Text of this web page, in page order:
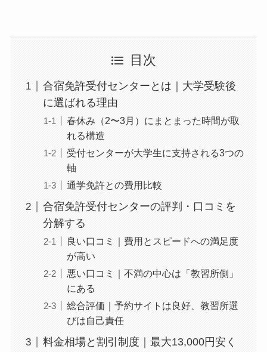
目次
合宿免許受付センターとは｜大学受験後
に選ばれる理由
春休み（2〜3月）にまとまった時間が取
れる構造
受付センターが大学生に支持される3つの
軸
通学免許との費用比較
合宿免許受付センターの評判・口コミを
分解する
良い口コミ｜費用とスピードへの満足度
が高い
悪い口コミ｜不満の中心は「教習所側」
にある
総合評価｜予約サイトは良好、教習所選
びは自己責任
料金相場と割引制度｜最大13,000円安く